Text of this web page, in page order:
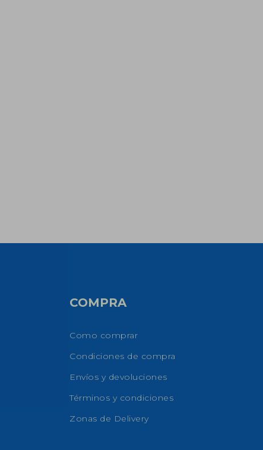
COMPRA
Como comprar
Condiciones de compra
Envíos y devoluciones
Términos y condiciones
Zonas de Delivery